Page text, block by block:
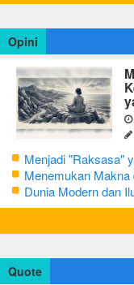
Opini
Menjadi "Raksasa"
Menemukan Makna
Dunia Modern dan
terjebak Tipu Daya
Quote